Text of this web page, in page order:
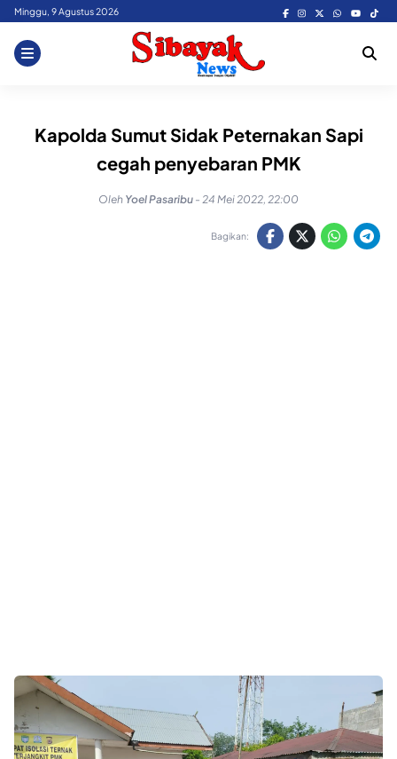
Skip
content
Minggu, 9 Agustus 2026
Kapolda Sumut Sidak Peternakan Sapi
cegah penyebaran PMK
Oleh Yoel Pasaribu - 24 Mei 2022, 22:00
Bagikan: